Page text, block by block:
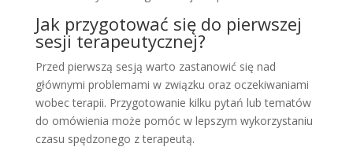
Jak przygotować się do pierwszej
sesji terapeutycznej?
Przed pierwszą sesją warto zastanowić się nad
głównymi problemami w związku oraz oczekiwaniami
wobec terapii. Przygotowanie kilku pytań lub tematów
do omówienia może pomóc w lepszym wykorzystaniu
czasu spędzonego z terapeutą.